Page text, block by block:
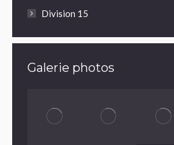
Division 15
Galerie photos